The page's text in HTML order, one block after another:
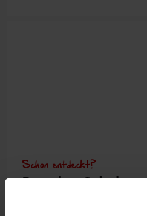
Schon entdeckt?
Ratgeber